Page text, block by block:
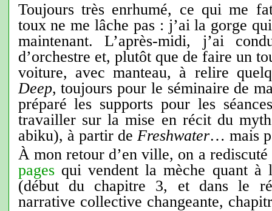
Toujours très enrhumé, ce qui me
toux ne me lâche pas : j’ai la gorge
maintenant. L’après-midi, j’ai
d’orchestre et, plutôt que de faire un
voiture, avec manteau, à relire
Deep, toujours pour le séminaire de
préparé les supports pour les
travailler sur la mise en récit du
abiku), à partir de Freshwater… mais
À mon retour d’en ville, on a
pagesqui vendent la mèche quant à
(début du chapitre 3, et dans le
narrative collective changeante,